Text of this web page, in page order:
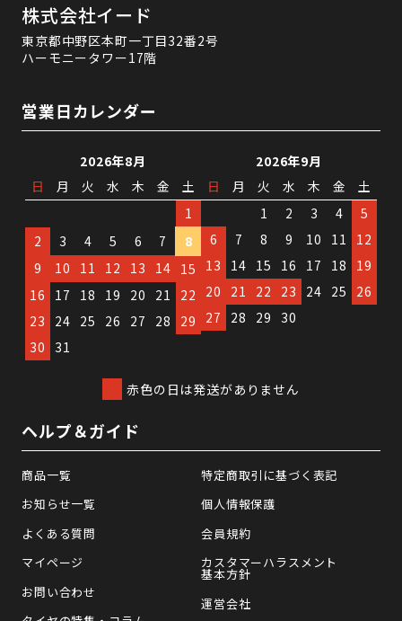
株式会社イード
東京都中野区本町一丁目32番2号
ハーモニータワー17階
営業日カレンダー
2026年8月
日
月 火 水 木 金
土
1
2
3 4 5 6 7
8
9
10 11 12 13 14 15
16
17 18 19 20 21
22
23
24 25 26 27 28
29
30
31
2026年9月
日
月 火 水 木 金
土
1
2 3 4
5
6
7 8 9 10 11
12
13
14 15 16 17 18
19
20
21 22 23 24 25
26
27
28 29 30
赤色の日は発送がありません
ヘルプ＆ガイド
商品一覧
お知らせ一覧
よくある質問
マイページ
お問い合わせ
特定商取引に基づく表記
個人情報保護
会員規約
カスタマーハラスメント
基本方針
運営会社